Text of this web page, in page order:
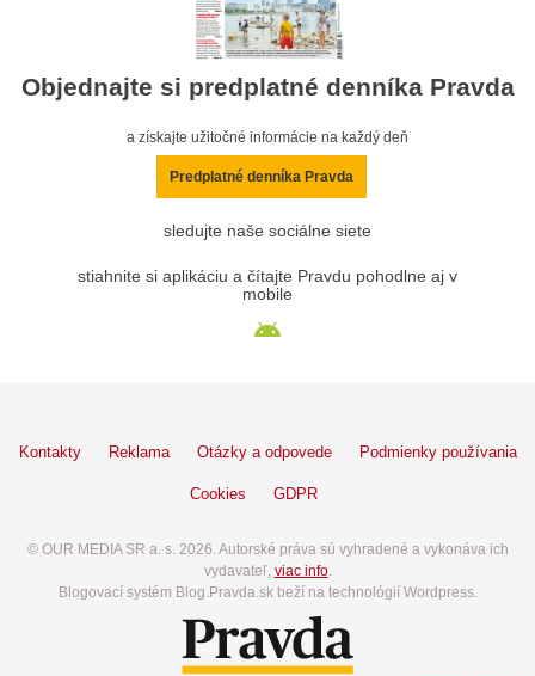
Objednajte si predplatné denníka Pravda
a získajte užitočné informácie na každý deň
Predplatné denníka Pravda
sledujte naše sociálne siete
stiahnite si aplikáciu a čítajte Pravdu pohodlne aj v
mobile
Kontakty Reklama Otázky a odpovede Podmienky používania
Cookies GDPR
© OUR MEDIA SR a. s. 2026. Autorské práva sú vyhradené a vykonáva ich
vydavateľ, viac info.
Blogovací systém Blog.Pravda.sk beží na technológií Wordpress.